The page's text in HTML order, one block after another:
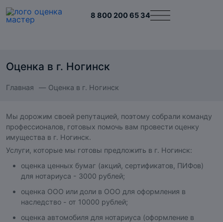
8 800 200 65 34
Оценка в г. Ногинск
Главная Оценка в г. Ногинск
Мы дорожим своей репутацией, поэтому собрали команду
профессионалов, готовых помочь вам провести оценку
имущества в г. Ногинск.
Услуги, которые мы готовы предложить в г. Ногинск:
оценка ценных бумаг (акций, сертификатов, ПИФов)
для нотариуса - 3000 рублей;
оценка ООО или доли в ООО для оформления в
наследство - от 10000 рублей;
оценка автомобиля для нотариуса (оформление в